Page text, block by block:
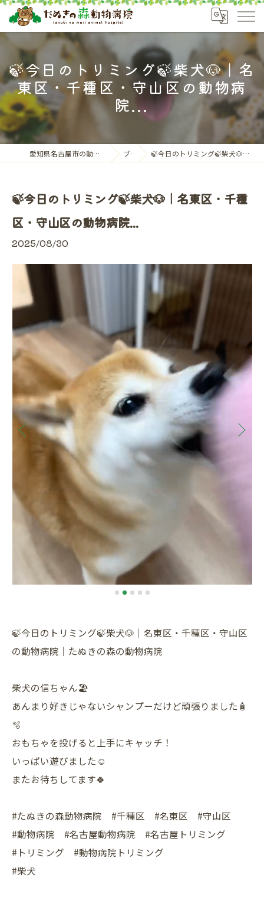
🍃今日のトリミング🍃柴犬🐶｜名
東区・千種区・守山区の動物病
院...
愛知県名古屋市の動物病院ならたぬきの森動物病院 ブログ 🍃今日のトリミング🍃柴犬🐶｜名東区・千種区・守山区の動物病院...
🍃今日のトリミング🍃柴犬🐶｜名東区・千種
区・守山区の動物病院...
2025/08/30
🍃今日のトリミング🍃柴犬🐶｜名東区・千種区・守山区
の動物病院｜たぬきの森の動物病院
柴犬の信ちゃん🏖️
あんまり好きじゃないシャンプーだけど頑張りました🧴
🫧
おもちゃを投げると上手にキャッチ！
いっぱい遊びました☺️
またお待ちしてます🍀
#たぬきの森動物病院 #千種区 #名東区 #守山区
#動物病院 #名古屋動物病院 #名古屋トリミング
#トリミング #動物病院トリミング
#柴犬